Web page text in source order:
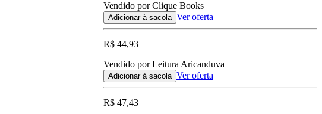
Vendido por Clique Books
Adicionar à sacola Ver oferta
R$ 44,93
Vendido por Leitura Aricanduva
Adicionar à sacola Ver oferta
R$ 47,43